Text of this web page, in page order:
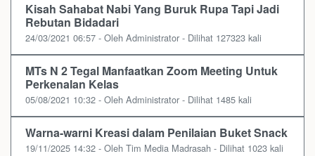
Kisah Sahabat Nabi Yang Buruk Rupa Tapi Jadi
Rebutan Bidadari
24/03/2021 06:57 - Oleh Administrator - Dilihat 127323 kali
MTs N 2 Tegal Manfaatkan Zoom Meeting Untuk
Perkenalan Kelas
05/08/2021 10:32 - Oleh Administrator - Dilihat 1485 kali
Warna-warni Kreasi dalam Penilaian Buket Snack
19/11/2025 14:32 - Oleh Tim Media Madrasah - Dilihat 1023 kali